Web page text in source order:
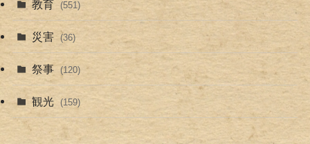
教育 (551)
災害 (36)
祭事 (120)
観光 (159)